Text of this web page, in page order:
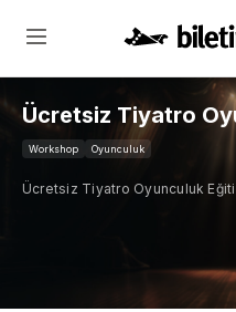
Ücretsiz Tiyatro
Workshop Oyunculuk
Ücretsiz Tiyatro Oyunculuk